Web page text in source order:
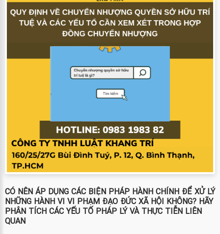
CÓ NÊN ÁP DỤNG CÁC BIỆN PHÁP HÀNH CHÍNH ĐỂ XỬ LÝ
NHỮNG HÀNH VI VI PHẠM ĐẠO ĐỨC XÃ HỘI KHÔNG? HÃY
PHÂN TÍCH CÁC YẾU TỐ PHÁP LÝ VÀ THỰC TIỄN LIÊN
QUAN